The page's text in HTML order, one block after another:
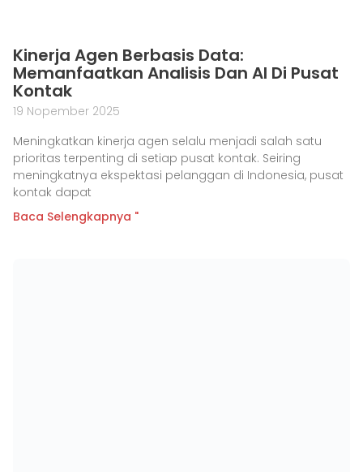
Kinerja Agen Berbasis Data:
Memanfaatkan Analisis Dan AI Di Pusat
Kontak
19 Nopember 2025
Meningkatkan kinerja agen selalu menjadi salah satu
prioritas terpenting di setiap pusat kontak. Seiring
meningkatnya ekspektasi pelanggan di Indonesia, pusat
kontak dapat
Baca Selengkapnya "